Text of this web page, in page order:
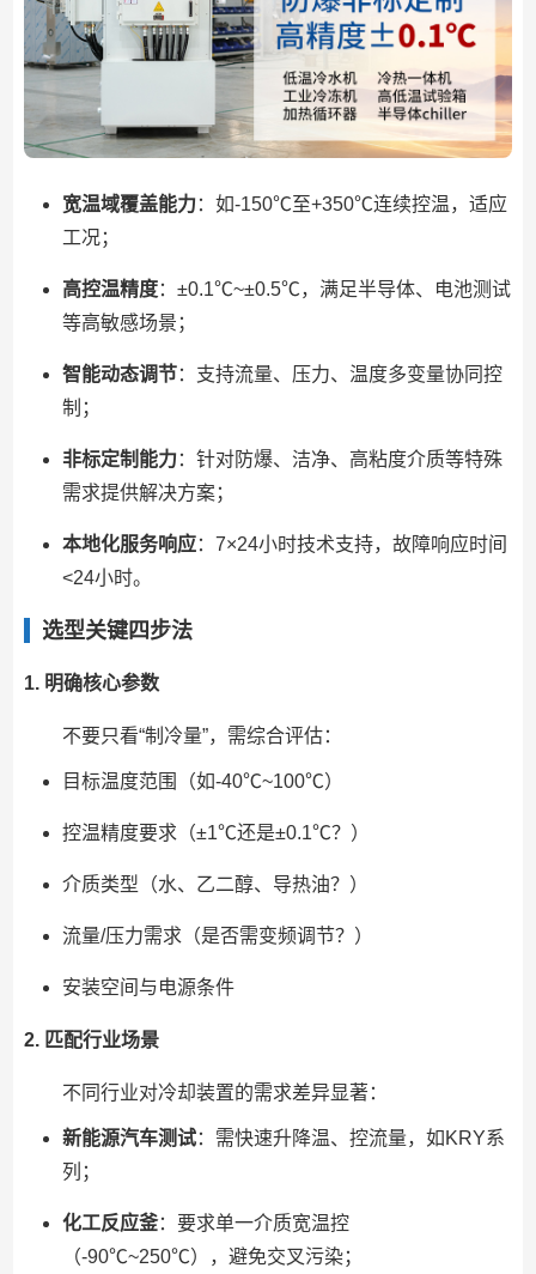
宽温域覆盖能力：如-150℃至+350℃连续控温，适应
工况；
高控温精度：±0.1℃~±0.5℃，满足半导体、电池测试
等高敏感场景；
智能动态调节：支持流量、压力、温度多变量协同控
制；
非标定制能力：针对防爆、洁净、高粘度介质等特殊
需求提供解决方案；
本地化服务响应：7×24小时技术支持，故障响应时间
<24小时。
选型关键四步法
1. 明确核心参数
不要只看“制冷量”，需综合评估：
目标温度范围（如-40℃~100℃）
控温精度要求（±1℃还是±0.1℃？）
介质类型（水、乙二醇、导热油？）
流量/压力需求（是否需变频调节？）
安装空间与电源条件
2. 匹配行业场景
不同行业对冷却装置的需求差异显著：
新能源汽车测试：需快速升降温、控流量，如KRY系
列；
化工反应釜：要求单一介质宽温控
（-90℃~250℃），避免交叉污染；